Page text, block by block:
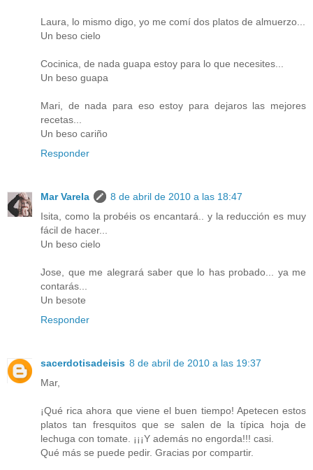
Laura, lo mismo digo, yo me comí dos platos de almuerzo...
Un beso cielo
Cocinica, de nada guapa estoy para lo que necesites...
Un beso guapa
Mari, de nada para eso estoy para dejaros las mejores
recetas...
Un beso cariño
Responder
Mar Varela
8 de abril de 2010 a las 18:47
Isita, como la probéis os encantará.. y la reducción es muy
fácil de hacer...
Un beso cielo
Jose, que me alegrará saber que lo has probado... ya me
contarás...
Un besote
Responder
sacerdotisadeisis 8 de abril de 2010 a las 19:37
Mar,
¡Qué rica ahora que viene el buen tiempo! Apetecen estos
platos tan fresquitos que se salen de la típica hoja de
lechuga con tomate. ¡¡¡Y además no engorda!!! casi.
Qué más se puede pedir. Gracias por compartir.